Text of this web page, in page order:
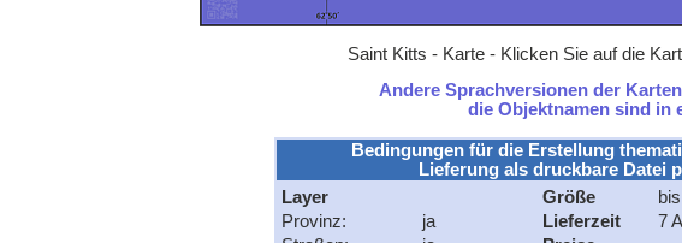
Saint Kitts - Karte - Klicken Sie auf die
Andere Sprachversionen der
die Objektnamen sind in
Bedingungen für die Erstellung
Lieferung als druckbare Datei
Layer
Provinz:
ja
Größe
Lieferzeit
7